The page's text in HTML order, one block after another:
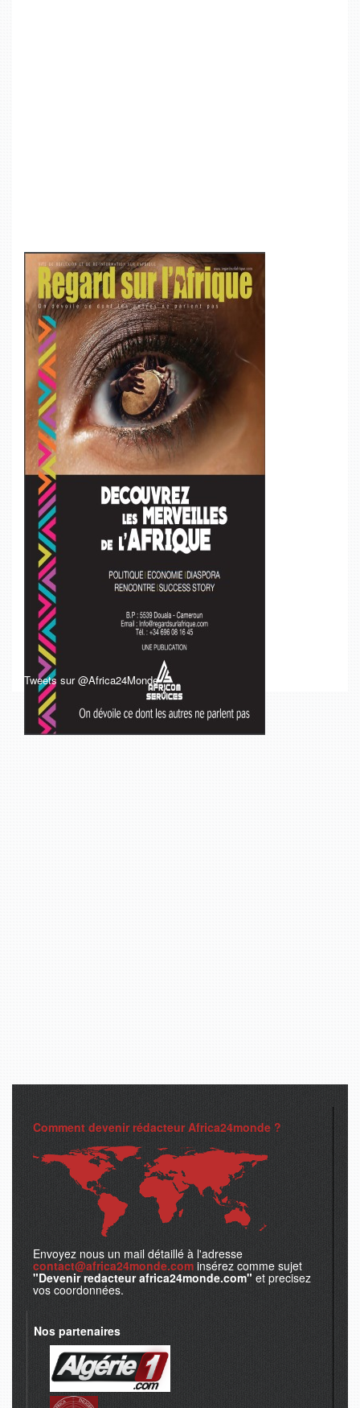
Tweets sur @Africa24Monde
Comment devenir rédacteur Africa24monde ?
Envoyez nous un mail détaillé à l'adresse
contact@africa24monde.com insérez comme sujet
"Devenir redacteur africa24monde.com" et precisez
vos coordonnées.
Nos partenaires